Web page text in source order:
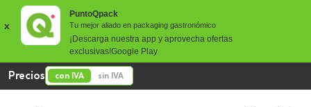
x
PuntoQpack
Tu mejor aliado en packaging gastronómico
¡Descarga nuestra app y aprovecha ofertas
exclusivas!Google Play
Precios con IVA sin IVA